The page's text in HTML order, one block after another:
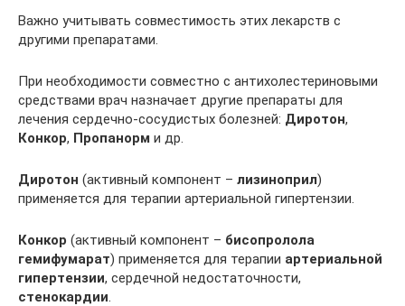
Важно учитывать совместимость этих лекарств с
другими препаратами.
При необходимости совместно с антихолестериновыми
средствами врач назначает другие препараты для
лечения сердечно-сосудистых болезней: Диротон,
Конкор, Пропанорм и др.
Диротон (активный компонент – лизиноприл)
применяется для терапии артериальной гипертензии.
Конкор (активный компонент – бисопролола
гемифумарат) применяется для терапии артериальной
гипертензии, сердечной недостаточности,
стенокардии.